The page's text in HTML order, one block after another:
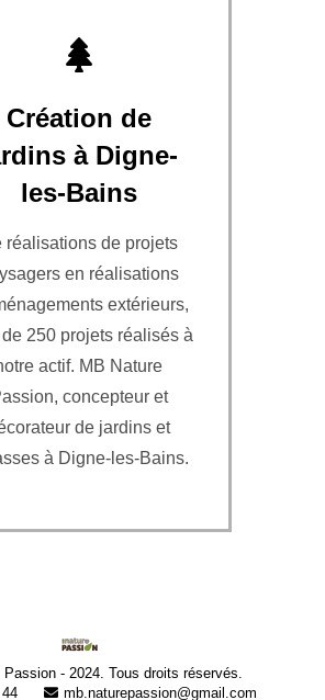
Création de
à Digne-
les-Bains
réalisations de projets
en réalisations
extérieurs,
250 projets réalisés à
actif. MB Nature
concepteur et
de jardins et
à Digne-les-Bains.
- 2024. Tous droits réservés.
mb.naturepassion@gmail.com